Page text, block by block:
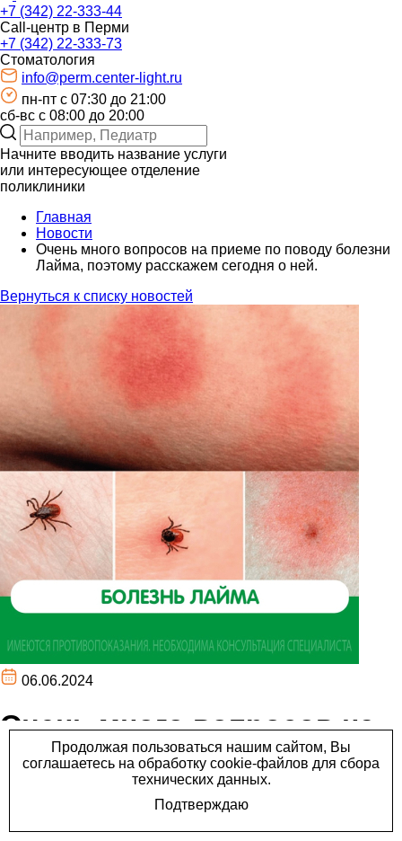
+7 (342) 22-333-44
Call-центр в Перми
+7 (342) 22-333-73
Стоматология
info@perm.center-light.ru
пн-пт c 07:30 до 21:00
сб-вс с 08:00 до 20:00
Начните вводить название услуги
или интересующее отделение
поликлиники
Главная
Новости
Очень много вопросов на приеме по поводу болезни
Лайма, поэтому расскажем сегодня о ней.
Вернуться к списку новостей
06.06.2024
Очень много вопросов на
приеме по поводу болезни
Лайма, поэтому расскажем
сегодня о ней.